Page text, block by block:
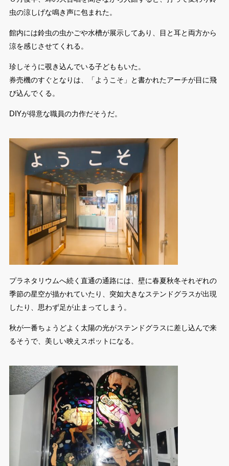
虫の涼しげな鳴き声に包まれた。
館内には鈴虫の虫かごや水槽が展示してあり、目と耳と両方から
涼を感じさせてくれる。
珍しそうに覗き込んでいる子どももいた。
券売機のすぐとなりは、「ようこそ」と書かれたアーチが目に飛
び込んでくる。
DIYが得意な職員の力作だそうだ。
プラネタリウムへ続く直通の通路には、壁に春夏秋冬それぞれの
季節の星空が描かれていたり、突如大きなステンドグラスが出現
したり、思わず足が止まってしまう。
秋が一番ちょうどよく太陽の光がステンドグラスに差し込んで来
るそうで、美しい映えスポットになる。